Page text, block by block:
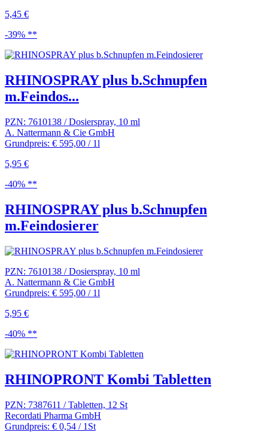
5,45 €
-39% **
RHINOSPRAY plus b.Schnupfen
m.Feindos...
PZN: 7610138 / Dosierspray, 10 ml
A. Nattermann & Cie GmbH
Grundpreis: € 595,00 / 1l
5,95 €
-40% **
RHINOSPRAY plus b.Schnupfen
m.Feindosierer
PZN: 7610138 / Dosierspray, 10 ml
A. Nattermann & Cie GmbH
Grundpreis: € 595,00 / 1l
5,95 €
-40% **
RHINOPRONT Kombi Tabletten
PZN: 7387611 / Tabletten, 12 St
Recordati Pharma GmbH
Grundpreis: € 0,54 / 1St